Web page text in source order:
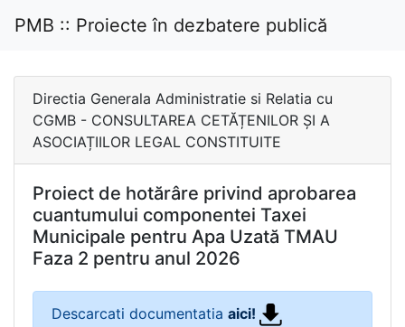
PMB :: Proiecte în dezbatere publică
Directia Generala Administratie si Relatia cu
CGMB - CONSULTAREA CETĂȚENILOR ȘI A
ASOCIAȚIILOR LEGAL CONSTITUITE
Proiect de hotărâre privind aprobarea
cuantumului componentei Taxei
Municipale pentru Apa Uzată TMAU
Faza 2 pentru anul 2026
Descarcati documentatia aici!